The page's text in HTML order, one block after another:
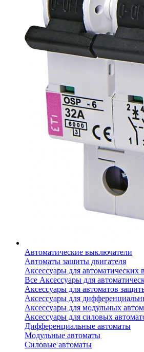
Автоматические выключатели
Автоматы защиты двигателя
Аксессуары для автоматических
Все Аксессуары для
Аксессуары для автоматов
Аксессуары для
Аксессуары для модульных
Аксессуары для силовых
Дифференциальные автоматы
Модульные автоматы
Силовые автоматы